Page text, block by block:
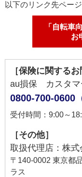
以下のリンク先ペー
「自転車
お
［保険に関する
au損保 カスタマ
0800-700-0600
受付時間：9:00～
［その他］
取扱代理店：株
〒140-0002 東京都
ラス